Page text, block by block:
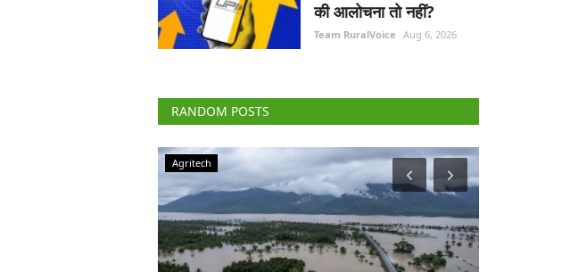
की आलोचना तो नहीं?
Team RuralVoice Aug 6, 2026
RANDOM POSTS
Agriculture Conclave and NACOF Awards 2022